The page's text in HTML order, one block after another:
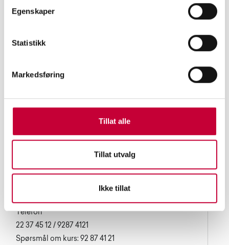
Egenskaper
Statistikk
Markedsføring
Tillat alle
Tillat utvalg
Ikke tillat
Waldemar Thranes gate 84
Telefon
22 37 45 12 / 9287 4121
Spørsmål om kurs: 92 87 41 21